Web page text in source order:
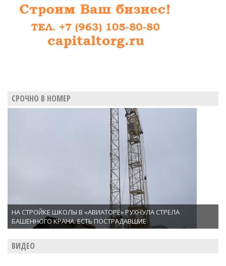
СРОЧНО В НОМЕР
НА СТРОЙКЕ ШКОЛЫ В «АВИАТОРЕ» РУХНУЛА СТРЕЛА
БАШЕННОГО КРАНА. ЕСТЬ ПОСТРАДАВШИЕ
ВИДЕО